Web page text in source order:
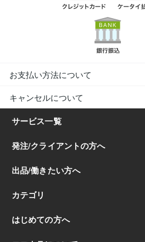
お支払い方法について
キャンセルについて